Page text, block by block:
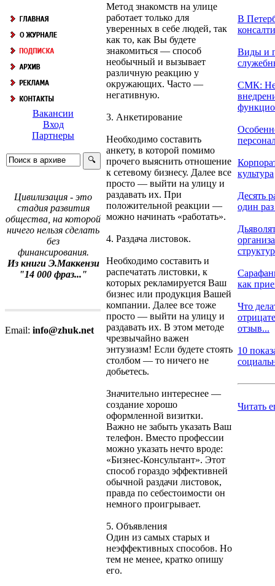
Вакансии
Вход
Партнеры
Цивилизация - это
стадия развития
общества, на которой
ничего нельзя сделать
без
финансирования.
Из книги Э.Маккензи
"14 000 фраз..."
Email: info@zhuk.net
Метод знакомств на улице
работает только для
уверенных в себе людей, так
как то, как Вы будете
знакомиться — способ
необычный и вызывает
различную реакцию у
окружающих. Часто —
негативную.
3. Анкетирование
Необходимо составить
анкету, в которой помимо
прочего выяснить отношение
к сетевому бизнесу. Далее все
просто — выйти на улицу и
раздавать их. При
положительной реакции —
можно начинать «работать».
4. Раздача листовок.
Необходимо составить и
распечатать листовки, к
которых рекламируется Ваш
бизнес или продукция Вашей
компании. Далее все тоже
просто — выйти на улицу и
раздавать их. В этом методе
чрезвычайно важен
энтузиазм! Если будете стоять
столбом — то ничего не
добьетесь.
Значительно интереснее —
создание хорошо
оформленной визитки.
Важно не забыть указать Ваш
телефон. Вместо профессии
можно указать нечто вроде:
«Бизнес-Консультант». Этот
способ гораздо эффективней
обычной раздачи листовок,
правда по себестоимости он
немного проигрывает.
5. Объявления
Один из самых старых и
неэффективных способов. Но
тем не менее, кратко опишу
его.
В
Виды и
СМК:
культура
Десять
один
структур
как
Что
отзыв...
10
Читать